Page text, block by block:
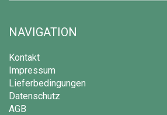
NAVIGATION
Kontakt
Impressum
Lieferbedingungen
Datenschutz
AGB